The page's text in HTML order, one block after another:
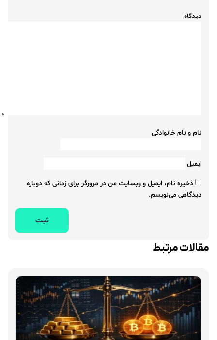
دیدگاه
نام و نام خانوادگی
ایمیل
ذخیره نام، ایمیل و وبسایت من در مرورگر برای زمانی که دوباره
دیدگاهی می‌نویسم.
مقالات مرتبط